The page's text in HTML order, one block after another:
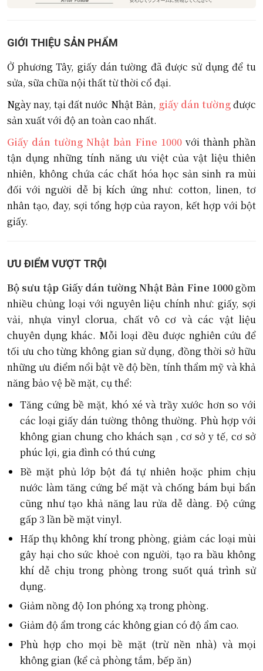
GIỚI THIỆU SẢN PHẨM
Ở phương Tây, giấy dán tường đã được sử dụng để tu
sửa, sữa chữa nội thất từ ​​thời cổ đại.
Ngày nay, tại đất nước Nhật Bản, giấy dán tườngđược
sản xuất với độ an toàn cao nhất.
Giấy dán tường Nhật bản Fine 1000với thành phần
tận dụng những tính năng ưu việt của vật liệu thiên
nhiên, không chứa các chất hóa học sản sinh ra mùi
đối với người dễ bị kích ứng như: cotton, linen, tơ
nhân tạo, đay, sợi tổng hợp của rayon, kết hợp với bột
giấy.
ƯU ĐIỂM VƯỢT TRỘI
Bộ sưu tập Giấy dán tường Nhật Bản Fine 1000gồm
nhiều chủng loại với nguyên liệu chính như: giấy, sợi
vải, nhựa vinyl clorua, chất vô cơ và các vật liệu
chuyên dụng khác. Mỗi loại đều được nghiên cứu để
tối ưu cho từng không gian sử dụng, đồng thời sở hữu
những ưu điểm nổi bật về độ bền, tính thẩm mỹ và khả
năng bảo vệ bề mặt, cụ thể:
Tăng cứng bề mặt, khó xé và trầy xước hơn so với
các loại giấy dán tường thông thường. Phù hợp với
không gian chung cho khách sạn , cơ sở y tế, cơ sở
phúc lợi, gia đình có thú cưng
Bề mặt phủ lớp bột đá tự nhiên hoặc phim chịu
nước làm tăng cứng bể mặt và chống bám bụi bẩn
cũng như tạo khả năng lau rửa dễ dàng. Độ cứng
gấp 3 lần bề mặt vinyl.
Hấp thụ không khí trong phòng, giảm các loại mùi
gây hại cho sức khoẻ con người, tạo ra bầu không
khí dễ chịu trong phòng trong suốt quá trình sử
dụng.
Giảm nồng độ Ion phóng xạ trong phòng.
Giảm độ ẩm trong các không gian có độ ẩm cao.
Phù hợp cho mọi bề mặt (trừ nền nhà) và mọi
không gian (kể cả phòng tắm, bếp ăn)